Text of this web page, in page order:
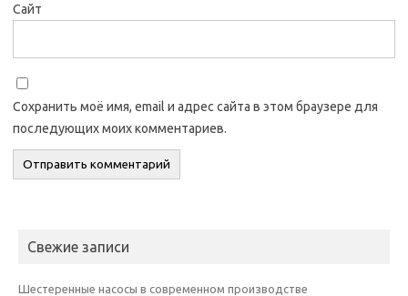
Сайт
Сохранить моё имя, email и адрес сайта в этом браузере для
последующих моих комментариев.
Свежие записи
Шестеренные насосы в современном производстве